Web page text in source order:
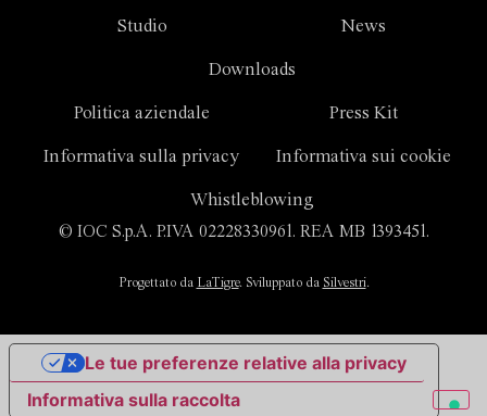
© IOC S.p.A. P.IVA 02228330961. REA MB 1393451.
Politica aziendale Press Kit
Informativa sulla privacy Informativa sui cookie
Whistleblowing
Studio News
Downloads
Progettato da LaTigre. Sviluppato da Silvestri.
Informativa sulla raccolta
Le tue preferenze relative alla privacy